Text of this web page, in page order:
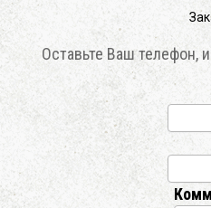
Оставьте Ваш